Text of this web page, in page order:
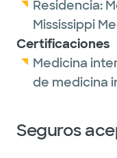
husband, son
reading and
Residencia:
Mississippi
Certificaciones
Medicina
de medicina
Seguros